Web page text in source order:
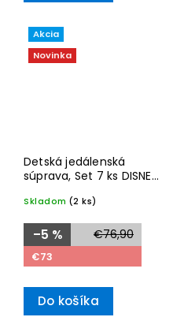
Akcia
Novinka
Detská jedálenská
súprava, Set 7 ks DISNEY
Boch
Skladom (2 ks)
€76,90
–5 %
€73
Do košíka